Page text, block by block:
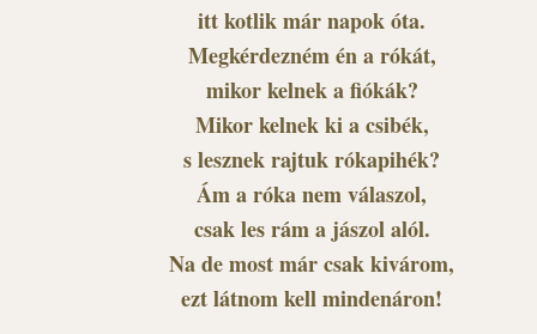
itt kotlik már napok óta.
Megkérdezném én a rókát,
mikor kelnek a fiókák?
Mikor kelnek ki a csibék,
s lesznek rajtuk rókapihék?
Ám a róka nem válaszol,
csak les rám a jászol alól.
Na de most már csak kivárom,
ezt látnom kell mindenáron!